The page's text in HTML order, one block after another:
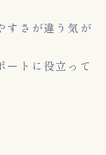
すさが違う気が
ートに役立って